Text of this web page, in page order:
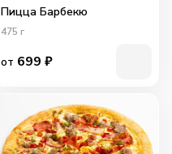
Пицца Барбекю
475 г
от 699 ₽